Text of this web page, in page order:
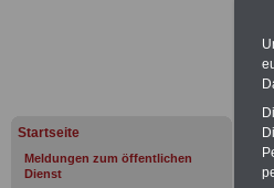
Startseite
Meldungen zum öffentlichen
Dienst